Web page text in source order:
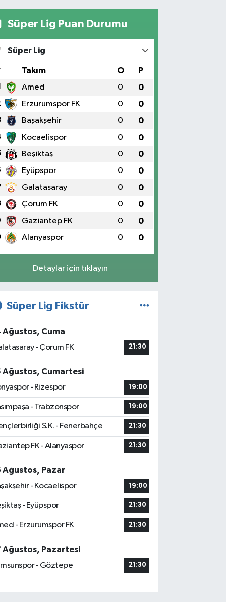
Süper Lig Puan Durumu
Süper Lig
Takım O P
Amed 0 0
Erzurumspor FK 0 0
Başakşehir 0 0
Kocaelispor 0 0
Beşiktaş 0 0
Eyüpspor 0 0
Galatasaray 0 0
Çorum FK 0 0
Gaziantep FK 0 0
Alanyaspor 0 0
Detaylar için tıklayın
Süper Lig Fikstür
Ağustos, Cuma
- Çorum FK
21:30
Ağustos, Cumartesi
- Rizespor
19:00
- Trabzonspor 19:00
S.K. - Fenerbahçe 21:30
FK - Alanyaspor 21:30
Ağustos, Pazar
- Kocaelispor
19:00
- Eyüpspor 21:30
- Erzurumspor FK 21:30
Ağustos, Pazartesi
- Göztepe
21:30